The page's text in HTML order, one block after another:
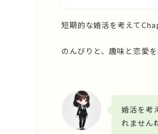
短期的な婚活を考えて
のんびりと、趣味と恋愛
婚活を考
れません